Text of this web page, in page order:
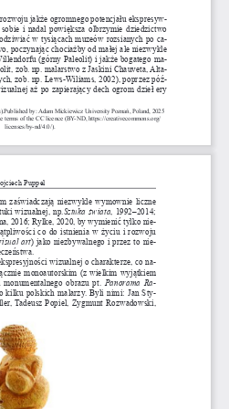
jakże ogromnego potencjału ekspresyw-
sobie i nadal powiększa olbrzymie dziedzictwo
w tysiącach muzeów rozsianych po ca-
poczynając chociażby od małej ale niezwykle
(górny Paleolit) i jakże bogatego ma-
zob. np. malarstwo z Jaskini Chauveta, Alta-
zob. np. Lews-Wiliams, 2002), poprzez póź-
aż po zapierający dech ogrom dzieł ery
by: Adam Mickiewicz University Poznań, Poland, 2025
terms of the CC licence (BY-ND, https://creativecommons.org/
licenses/by-nd/4.0/).
Puppel
zaświadczają niezwykle wymownie liczne
wizualnej, np. Sztuka świata , 1992–2014;
2016; Rylke, 2020, by wymienić tylko nie-
co do istnienia w życiu i rozwoju
isual art) jako niezbywalnego i przez to nie-
wizualnej o charakterze, co na-
monoautorskim (z wielkim wyjątkiem
monumentalnego obrazu pt. Panorama  Ra-
kilku polskich malarzy. Byli nimi: Jan Sty-
Tadeusz Popiel, Zygmunt Rozwadowski,